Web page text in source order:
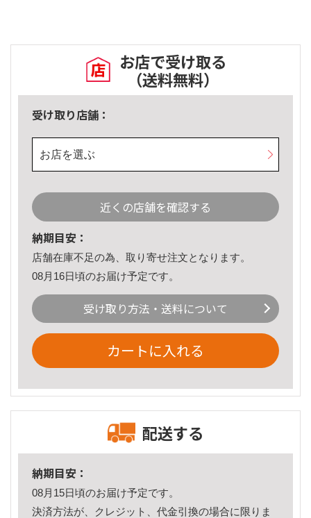
お店で受け取る
（送料無料）
受け取り店舗：
お店を選ぶ
近くの店舗を確認する
納期目安：
店舗在庫不足の為、取り寄せ注文となります。
08月16日頃のお届け予定です。
受け取り方法・送料について
カートに入れる
配送する
納期目安：
08月15日頃のお届け予定です。
決済方法が、クレジット、代金引換の場合に限りま